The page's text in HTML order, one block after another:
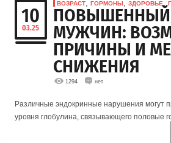
10
03.25
ВОЗРАСТ, ГОРМОНЫ, ЗДОРОВЬЕ,
ПОВЫШЕННЫЙ
МУЖЧИН:
ПРИЧИНЫ И
СНИЖЕНИЯ
1294 нет
Различные эндокринные нарушения могут
уровня глобулина, связывающего половые